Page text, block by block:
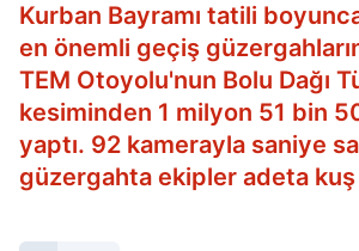
Kurban Bayramı tatili
en önemli geçiş
TEM Otoyolu'nun Bolu Dağı
kesiminden 1 milyon 51 bin
yaptı. 92 kamerayla saniye
güzergahta ekipler adeta kuş